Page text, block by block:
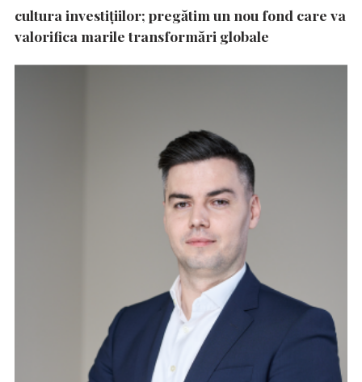
cultura investițiilor; pregătim un nou fond care va
valorifica marile transformări globale